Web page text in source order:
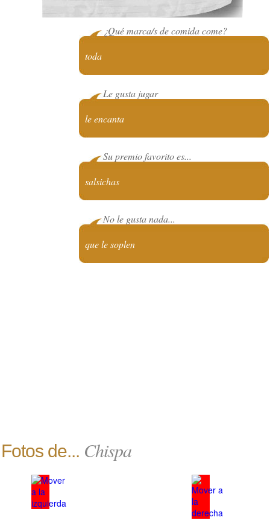
¿Qué marca/s de comida come?
toda
Le gusta jugar
le encanta
Su premio favorito es...
salsichas
No le gusta nada...
que le soplen
Fotos de... Chispa